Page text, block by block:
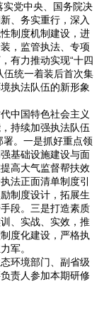
党中央、国务院决
、务实重行，深入
制度机制建设，进
，监管执法、专项
有力推动实现“十四
伍统一着装后首次集
执法队伍的新形象
中国特色社会主义
持续加强执法队伍
。一是抓好重点领
基础设施建设与面
高大气监督帮扶效
法正面清单制度引
制度设计，拓展生
段。三是打造素质
、实战、实效，推
度化建设，严格执
军。
环境部门、副省级
责人参加本期研修